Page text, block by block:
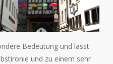
Bedeutung und lässt
und zu einem sehr